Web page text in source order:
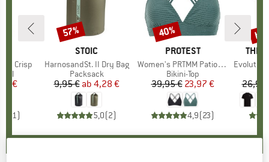
Crisp
Preis
€
1)
MARKE
STOIC
Artikel
HarnosandSt. II Dry Bag
Produktgruppe
Packsack
Preis
9,95 € reduzierter Preis
ab 4,28 €
5,0(2)
Rabatt
57%
MARKE
PROTEST
Artikel
Women's PRTMM Patio Triangle
Produktgruppe
Bikini-Top
Preis
39,95 €reduzierter Preis
23,97 €
4,9(23)
Rabatt
40%
THE
Artikel
Evolution
26,95